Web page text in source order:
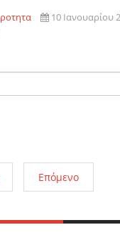
10 Ιανουαρίου
Επόμενο